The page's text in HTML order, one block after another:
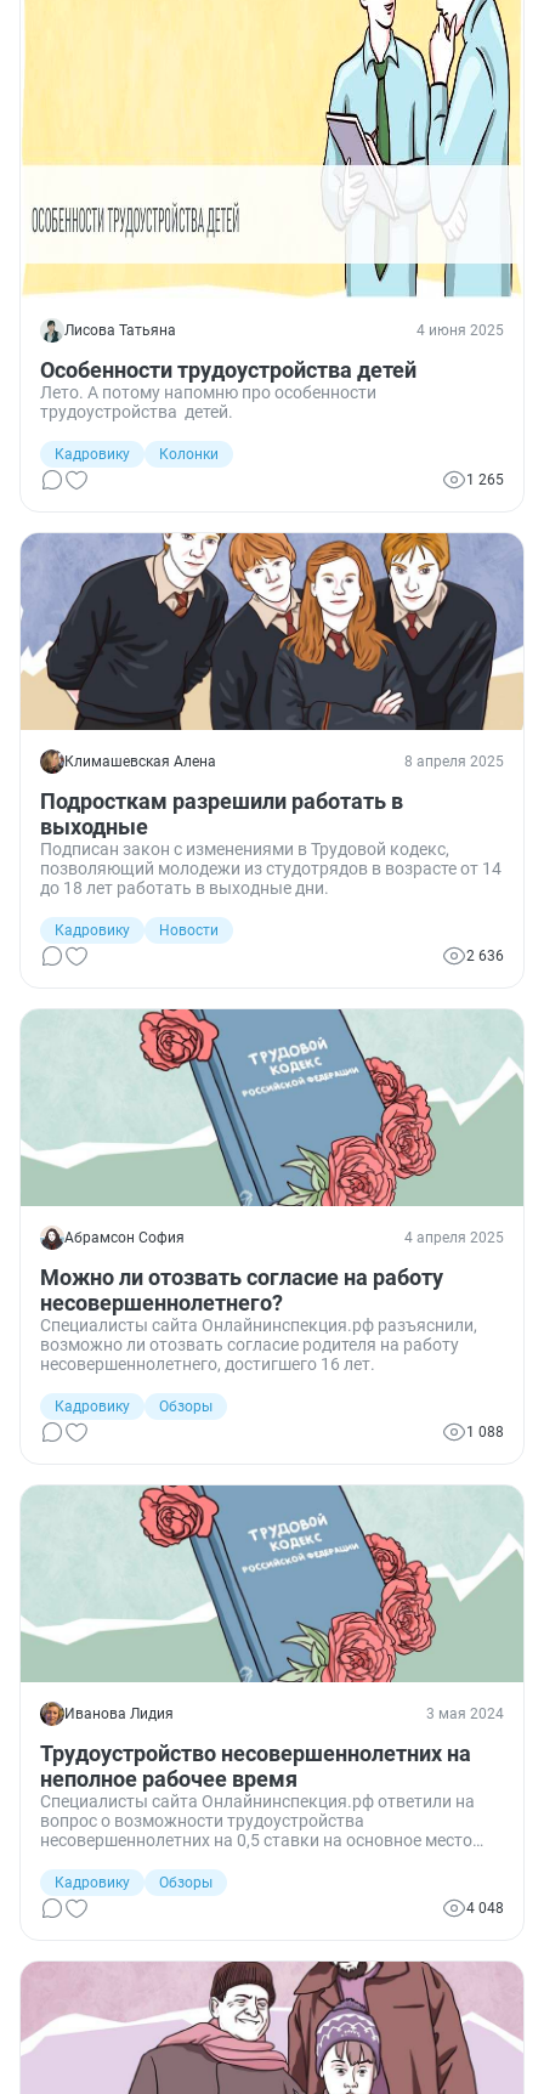
Лисова Татьяна 4 июня 2025
Особенности трудоустройства детей
Лето. А потому напомню про особенности
трудоустройства детей.
Кадровику
Колонки
1 265
Климашевская Алена 8 апреля 2025
Подросткам разрешили работать в
выходные
Подписан закон с изменениями в Трудовой кодекс,
позволяющий молодежи из студотрядов в возрасте от 14
до 18 лет работать в выходные дни.
Кадровику
Новости
2 636
Абрамсон София 4 апреля 2025
Можно ли отозвать согласие на работу
несовершеннолетнего?
Специалисты сайта Онлайнинспекция.рф разъяснили,
возможно ли отозвать согласие родителя на работу
несовершеннолетнего, достигшего 16 лет.
Кадровику
Обзоры
1 088
Иванова Лидия 3 мая 2024
Трудоустройство несовершеннолетних на
неполное рабочее время
Специалисты сайта Онлайнинспекция.рф ответили на
вопрос о возможности трудоустройства
несовершеннолетних на 0,5 ставки на основное место
Кадровику
Обзоры
4 048